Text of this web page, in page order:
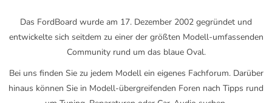
Das FordBoard wurde am 17. Dezember 2002 gegründet und
entwickelte sich seitdem zu einer der größten Modell-umfassenden
Community rund um das blaue Oval.
Bei uns finden Sie zu jedem Modell ein eigenes Fachforum. Darüber
hinaus können Sie in Modell-übergreifenden Foren nach Tipps rund